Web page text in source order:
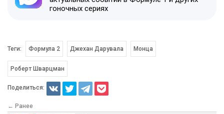
гоночных сериях
Теги: Формула 2 Джехан Дарувала Монца
Роберт Шварцман
Поделиться:
← Ранее